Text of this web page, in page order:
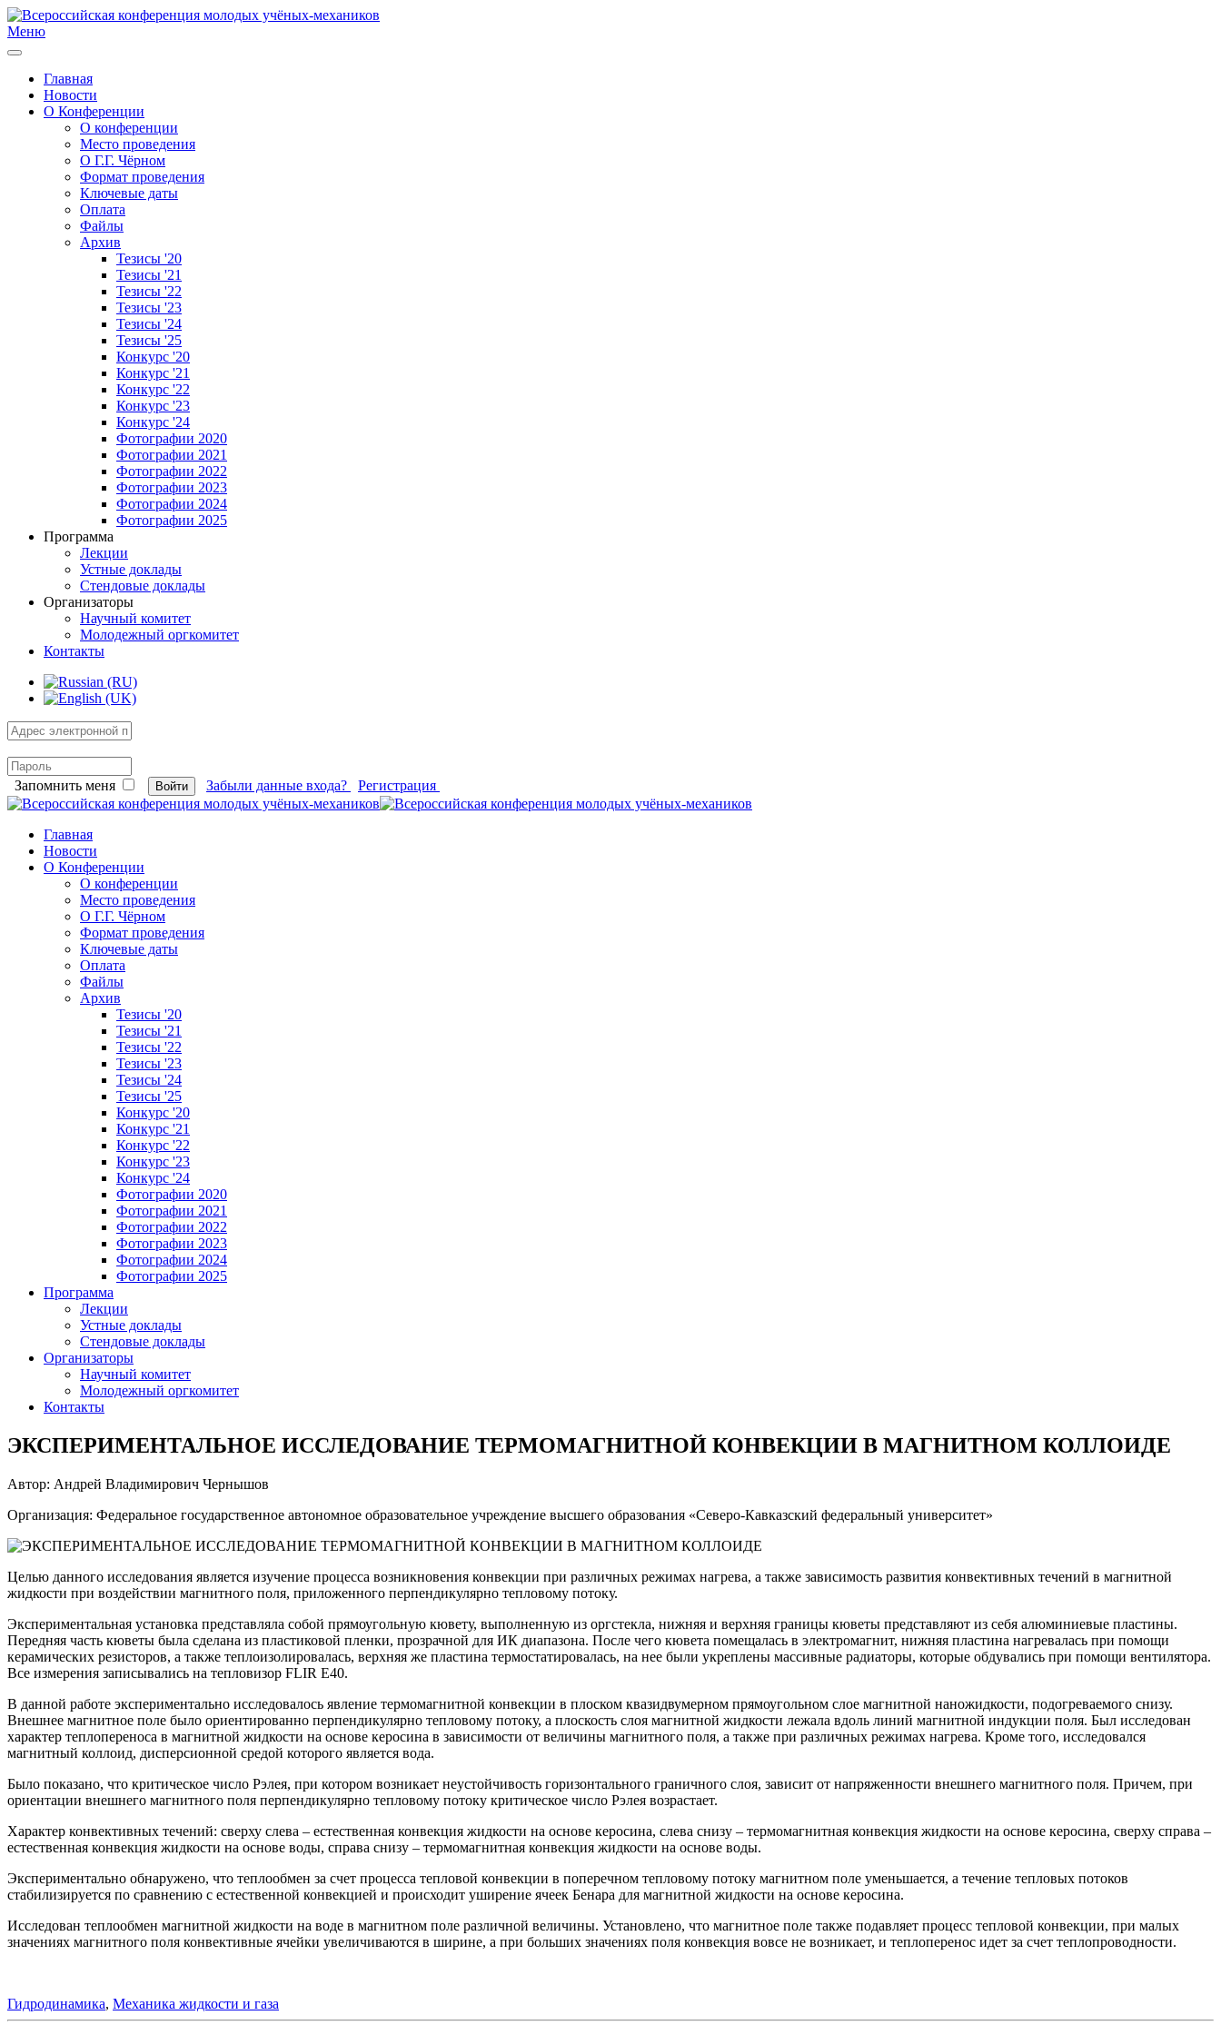
Меню
Главная
Новости
О Конференции
О конференции
Место проведения
О Г.Г. Чёрном
Формат проведения
Ключевые даты
Оплата
Файлы
Архив
Тезисы '20
Тезисы '21
Тезисы '22
Тезисы '23
Тезисы '24
Тезисы '25
Конкурс '20
Конкурс '21
Конкурс '22
Конкурс '23
Конкурс '24
Фотографии 2020
Фотографии 2021
Фотографии 2022
Фотографии 2023
Фотографии 2024
Фотографии 2025
Программа
Лекции
Устные доклады
Стендовые доклады
Организаторы
Научный комитет
Молодежный оргкомитет
Контакты
Запомнить меня Войти Забыли данные входа? Регистрация
Главная
Новости
О Конференции
О конференции
Место проведения
О Г.Г. Чёрном
Формат проведения
Ключевые даты
Оплата
Файлы
Архив
Тезисы '20
Тезисы '21
Тезисы '22
Тезисы '23
Тезисы '24
Тезисы '25
Конкурс '20
Конкурс '21
Конкурс '22
Конкурс '23
Конкурс '24
Фотографии 2020
Фотографии 2021
Фотографии 2022
Фотографии 2023
Фотографии 2024
Фотографии 2025
Программа
Лекции
Устные доклады
Стендовые доклады
Организаторы
Научный комитет
Молодежный оргкомитет
Контакты
ЭКСПЕРИМЕНТАЛЬНОЕ ИССЛЕДОВАНИЕ ТЕРМОМАГНИТНОЙ КОНВЕКЦИИ В МАГНИТНОМ КОЛЛОИДЕ
Автор: Андрей Владимирович Чернышов
Организация: Федеральное государственное автономное образовательное учреждение высшего образования «Северо-Кавказский федеральный университет»
Целью данного исследования является изучение процесса возникновения конвекции при различных режимах нагрева, а также зависимость развития конвективных течений в магнитной
жидкости при воздействии магнитного поля, приложенного перпендикулярно тепловому потоку.
Экспериментальная установка представляла собой прямоугольную кювету, выполненную из оргстекла, нижняя и верхняя границы кюветы представляют из себя алюминиевые пластины.
Передняя часть кюветы была сделана из пластиковой пленки, прозрачной для ИК диапазона. После чего кювета помещалась в электромагнит, нижняя пластина нагревалась при помощи
керамических резисторов, а также теплоизолировалась, верхняя же пластина термостатировалась, на нее были укреплены массивные радиаторы, которые обдувались при помощи вентилятора.
Все измерения записывались на тепловизор FLIR E40.
В данной работе экспериментально исследовалось явление термомагнитной конвекции в плоском квазидвумерном прямоугольном слое магнитной наножидкости, подогреваемого снизу.
Внешнее магнитное поле было ориентированно перпендикулярно тепловому потоку, а плоскость слоя магнитной жидкости лежала вдоль линий магнитной индукции поля. Был исследован
характер теплопереноса в магнитной жидкости на основе керосина в зависимости от величины магнитного поля, а также при различных режимах нагрева. Кроме того, исследовался
магнитный коллоид, дисперсионной средой которого является вода.
Было показано, что критическое число Рэлея, при котором возникает неустойчивость горизонтального граничного слоя, зависит от напряженности внешнего магнитного поля. Причем, при
ориентации внешнего магнитного поля перпендикулярно тепловому потоку критическое число Рэлея возрастает.
Характер конвективных течений: сверху слева – естественная конвекция жидкости на основе керосина, слева снизу – термомагнитная конвекция жидкости на основе керосина, сверху справа –
естественная конвекция жидкости на основе воды, справа снизу – термомагнитная конвекция жидкости на основе воды.
Экспериментально обнаружено, что теплообмен за счет процесса тепловой конвекции в поперечном тепловому потоку магнитном поле уменьшается, а течение тепловых потоков
стабилизируется по сравнению с естественной конвекцией и происходит уширение ячеек Бенара для магнитной жидкости на основе керосина.
Исследован теплообмен магнитной жидкости на воде в магнитном поле различной величины. Установлено, что магнитное поле также подавляет процесс тепловой конвекции, при малых
значениях магнитного поля конвективные ячейки увеличиваются в ширине, а при больших значениях поля конвекция вовсе не возникает, и теплоперенос идет за счет теплопроводности.
Гидродинамика, Механика жидкости и газа